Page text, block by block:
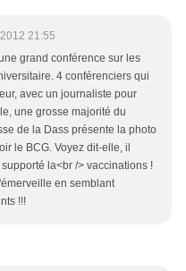
21:55
grand conférence sur les
4 conférenciers qui
avec un journaliste pour
une grosse majorité du
de la Dass présente la photo
le BCG. Voyez dit-elle, il
la<br /> vaccinations !
en semblant
!!!